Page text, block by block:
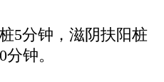
5分钟，滋阴扶阳桩
钟。